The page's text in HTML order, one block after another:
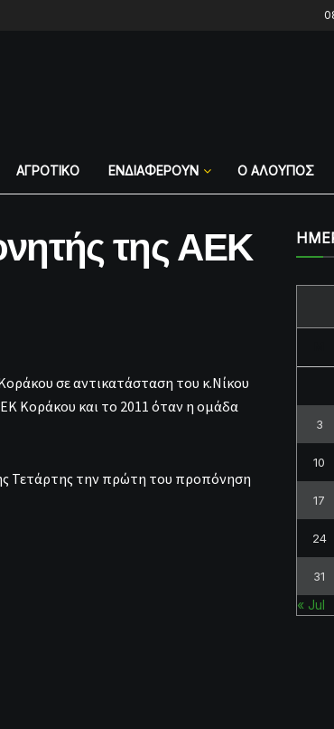
ΑΓΡΟΤΙΚΟ ΕΝΔΙΑΦΕΡΟΥΝ Ο ΑΛΟΥΠΟΣ
της ΑΕΚ
σε αντικατάσταση του κ.Νίκου
Κοράκου και το 2011 όταν η ομάδα
Τετάρτης την πρώτη του προπόνηση
3
10
17
24
31
« Jul